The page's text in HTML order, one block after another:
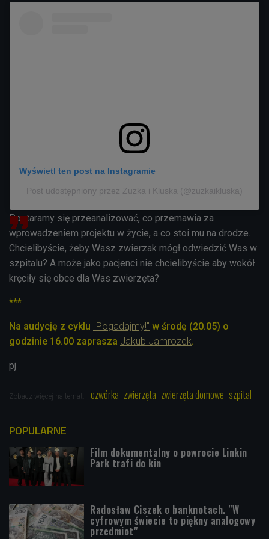
Wyświetl ten post na Instagramie
Post udostępniony przez Zuzka i Kluska (@zuzkaikluska)
Postaramy się przeanalizować, co przemawia za
wprowadzeniem projektu w życie, a co stoi mu na drodze.
Chcielibyście, żeby Wasz zwierzak mógł odwiedzić Was w
szpitalu? A może jako pacjenci nie chcielibyście aby wokół
kręciły się obce dla Was zwierzęta?
***
Na audycję z cyklu "Pogadajmy!" w środę (20.05) o
godzinie 16.00 zaprasza Jakub Jamrozek.
pj
Zobacz więcej na temat: czwórka zwierzęta zwierzęta domowe szpital
POPULARNE
Film dokumentalny o powrocie Linkin
Park trafi do kin
Radosław Ciszek o banknotach. "W
cyfrowym świecie to piękny analogowy
przedmiot"